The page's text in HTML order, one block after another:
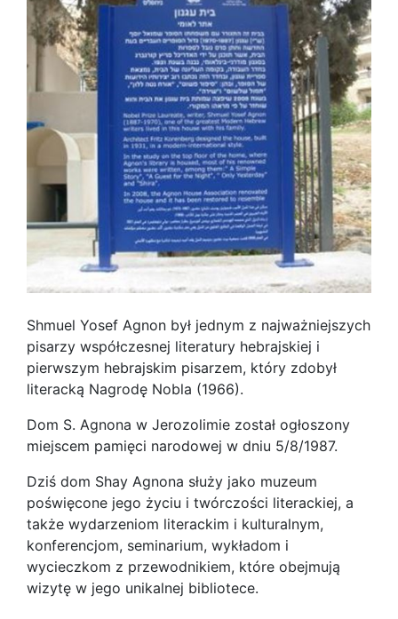
Shmuel Yosef Agnon był jednym z najważniejszych
pisarzy współczesnej literatury hebrajskiej i
pierwszym hebrajskim pisarzem, który zdobył
literacką Nagrodę Nobla (1966).
Dom S. Agnona w Jerozolimie został ogłoszony
miejscem pamięci narodowej w dniu 5/8/1987.
Dziś dom Shay Agnona służy jako muzeum
poświęcone jego życiu i twórczości literackiej, a
także wydarzeniom literackim i kulturalnym,
konferencjom, seminarium, wykładom i
wycieczkom z przewodnikiem, które obejmują
wizytę w jego unikalnej bibliotece.